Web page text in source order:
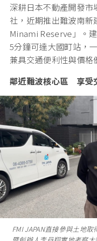
深耕日本不動產開發市
社，近期推出難波南
Minami Reserve」。
5分鐘可達大國町站，
兼具交通便利性與價格
鄰近難波核心區 享受
FMI JAPAN直接參與土地